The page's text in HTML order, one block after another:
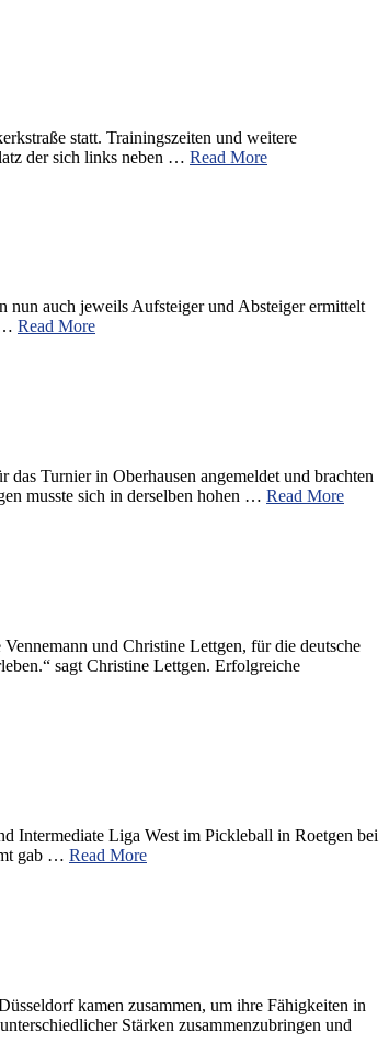
statt. Trainingszeiten und weitere
der sich links neben … Read More
nun auch jeweils Aufsteiger und Absteiger ermittelt
… Read More
Turnier in Oberhausen angemeldet und brachten
musste sich in derselben hohen … Read More
und Christine Lettgen, für die deutsche
sagt Christine Lettgen. Erfolgreiche
Intermediate Liga West im Pickleball in Roetgen bei
gab … Read More
kamen zusammen, um ihre Fähigkeiten in
Stärken zusammenzubringen und